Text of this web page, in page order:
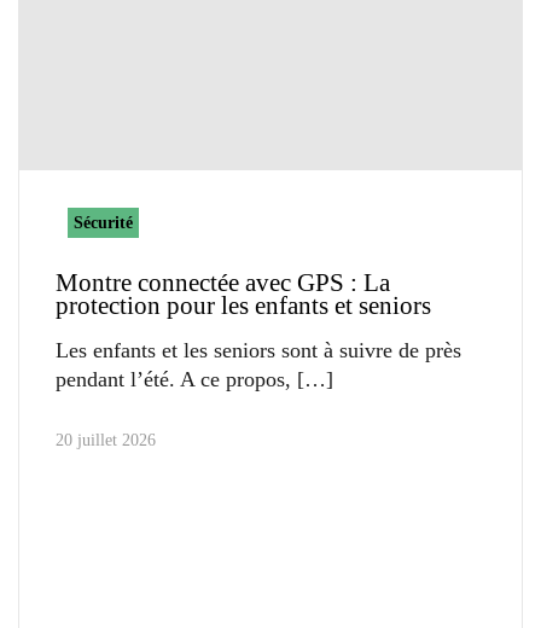
Sécurité
Montre connectée avec GPS : La
protection pour les enfants et seniors
Les enfants et les seniors sont à suivre de près
pendant l’été. A ce propos,
20 juillet 2026